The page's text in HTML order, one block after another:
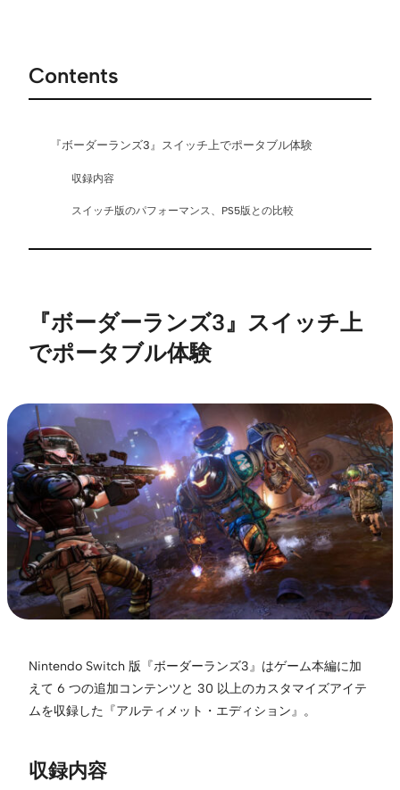
Contents
『ボーダーランズ3』スイッチ上でポータブル体験
収録内容
スイッチ版のパフォーマンス、PS5版との比較
『ボーダーランズ3』スイッチ上
でポータブル体験
Nintendo Switch 版『ボーダーランズ3』はゲーム本編に加
えて 6 つの追加コンテンツと 30 以上のカスタマイズアイテ
ムを収録した『アルティメット・エディション』。
収録内容